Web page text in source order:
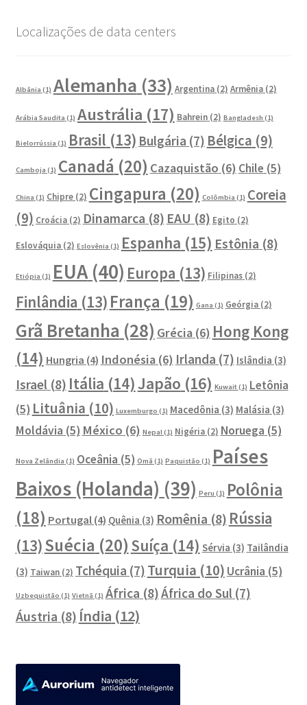
Localizações de data centers
Albânia (1) Alemanha (33) Argentina(2) Armênia(2)
Arábia Saudita (1) Austrália (17) Bahrein(2) Bangladesh (1)
Bielorrússia (1) Brasil (13) Bulgária (7) Bélgica (9)
Camboja (1) Canadá (20) Cazaquistão (6) Chile (5)
China (1) Chipre(2) Cingapura (20) Colômbia (1) Coreia
(9) Croácia(2) Dinamarca (8) EAU (8) Egito (2)
Eslováquia(2) Eslovênia (1) Espanha (15) Estônia (8)
Etiópia (1) EUA(40) Europa (13) Filipinas(2)
Finlândia (13) França (19) Gana (1) Geórgia(2)
Grã Bretanha (28) Grécia(6) Hong Kong
(14) Hungria (4) Indonésia(6) Irlanda (7) Islândia (3)
Israel(8) Itália (14)Japão (16) Kuwait(1) Letônia
(5) Lituânia (10) Luxemburgo (1) Macedônia (3) Malásia (3)
Moldávia (5) México (6) Nepal(1) Nigéria(2) Noruega (5)
Nova Zelândia (1) Oceânia (5) Omã (1) Paquistão (1) Países
Baixos (Holanda) (39) Peru (1) Polônia
(18) Portugal(4) Quênia (3) Romênia (8) Rússia
(13)Suécia (20) Suíça (14) Sérvia (3) Tailândia
(3) Taiwan(2) Tchéquia (7) Turquia (10) Ucrânia (5)
Uzbequistão (1) Vietnã (1) África (8)África do Sul(7)
Áustria (8) Índia (12)